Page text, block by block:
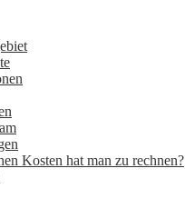
Kosten hat man zu rechnen?